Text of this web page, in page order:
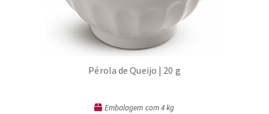
Pérola de Queijo | 20 g
Embalagem com 4 kg